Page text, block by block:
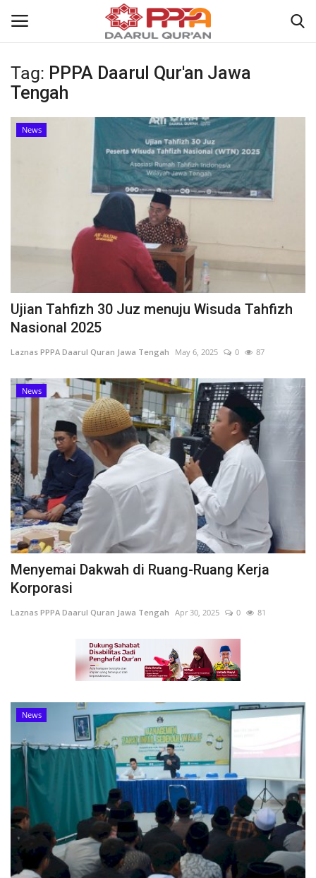
Login Register
Home
Wisuda Akbar
Kisah
Blog
Video
Tag: PPPA Daarul Qur'an Jawa
Tengah
News
Ujian Tahfizh 30 Juz menuju Wisuda Tahfizh
Nasional 2025
Laznas PPPA Daarul Quran Jawa Tengah May 6, 2025 0 87
News
Menyemai Dakwah di Ruang-Ruang Kerja
Korporasi
Laznas PPPA Daarul Quran Jawa Tengah Apr 30, 2025 0 81
News